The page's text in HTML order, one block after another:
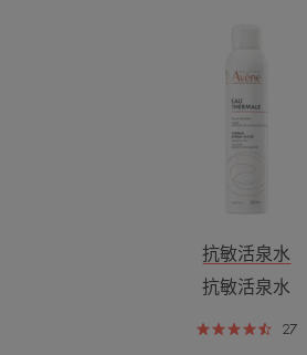
活
水
抗敏活泉水
抗敏活泉水
27